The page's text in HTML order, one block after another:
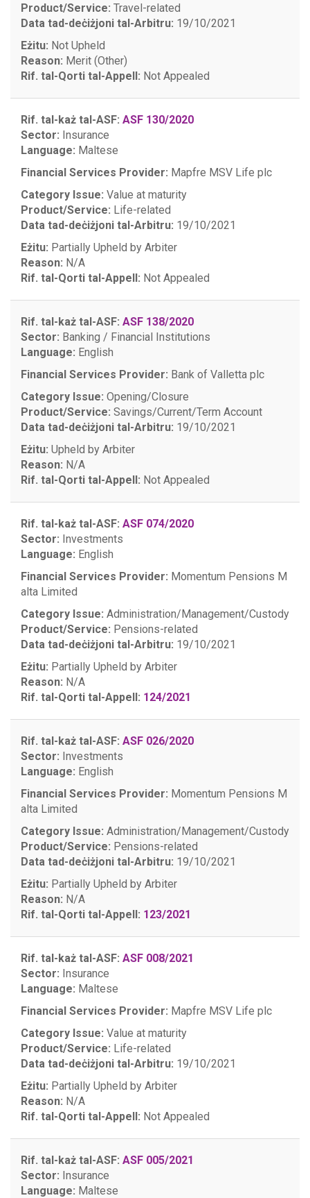
Product/Service: Travel-related
Data tad-deċiżjoni tal-Arbitru: 19/10/2021
Eżitu: Not Upheld
Reason: Merit (Other)
Rif. tal-Qorti tal-Appell: Not Appealed
Rif. tal-każ tal-ASF: ASF 130/2020
Sector: Insurance
Language: Maltese
Financial Services Provider: Mapfre MSV Life plc
Category Issue: Value at maturity
Product/Service: Life-related
Data tad-deċiżjoni tal-Arbitru: 19/10/2021
Eżitu: Partially Upheld by Arbiter
Reason: N/A
Rif. tal-Qorti tal-Appell: Not Appealed
Rif. tal-każ tal-ASF: ASF 138/2020
Sector: Banking / Financial Institutions
Language: English
Financial Services Provider: Bank of Valletta plc
Category Issue: Opening/Closure
Product/Service: Savings/Current/Term Account
Data tad-deċiżjoni tal-Arbitru: 19/10/2021
Eżitu: Upheld by Arbiter
Reason: N/A
Rif. tal-Qorti tal-Appell: Not Appealed
Rif. tal-każ tal-ASF: ASF 074/2020
Sector: Investments
Language: English
Financial Services Provider: Momentum Pensions M
alta Limited
Category Issue: Administration/Management/Custody
Product/Service: Pensions-related
Data tad-deċiżjoni tal-Arbitru: 19/10/2021
Eżitu: Partially Upheld by Arbiter
Reason: N/A
Rif. tal-Qorti tal-Appell: 124/2021
Rif. tal-każ tal-ASF: ASF 026/2020
Sector: Investments
Language: English
Financial Services Provider: Momentum Pensions M
alta Limited
Category Issue: Administration/Management/Custody
Product/Service: Pensions-related
Data tad-deċiżjoni tal-Arbitru: 19/10/2021
Eżitu: Partially Upheld by Arbiter
Reason: N/A
Rif. tal-Qorti tal-Appell: 123/2021
Rif. tal-każ tal-ASF: ASF 008/2021
Sector: Insurance
Language: Maltese
Financial Services Provider: Mapfre MSV Life plc
Category Issue: Value at maturity
Product/Service: Life-related
Data tad-deċiżjoni tal-Arbitru: 19/10/2021
Eżitu: Partially Upheld by Arbiter
Reason: N/A
Rif. tal-Qorti tal-Appell: Not Appealed
Rif. tal-każ tal-ASF: ASF 005/2021
Sector: Insurance
Language: Maltese